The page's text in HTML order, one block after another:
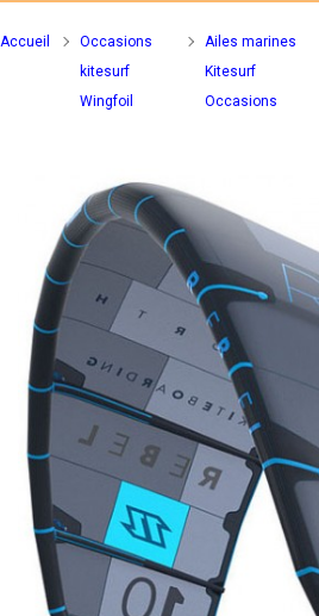
Accueil
Occasions
kitesurf
Wingfoil
Ailes marines
Kitesurf
Occasions